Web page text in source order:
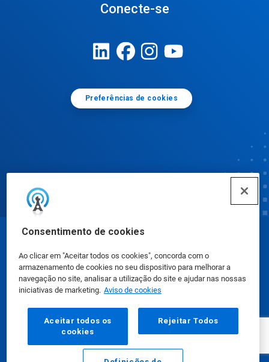
Consentimento de cookies
Ao clicar em "Aceitar todos os cookies", concorda com o
armazenamento de cookies no seu dispositivo para melhorar a
navegação no site, analisar a utilização do site e ajudar nas nossas
iniciativas de marketing. Aviso de cookies
Aceitar todos os
cookies
Rejeitar Todos
Conecte-se
Preferências de cookies
Fichas de Informação de Segurança de Produtos
Químicos|Política de Privacidade